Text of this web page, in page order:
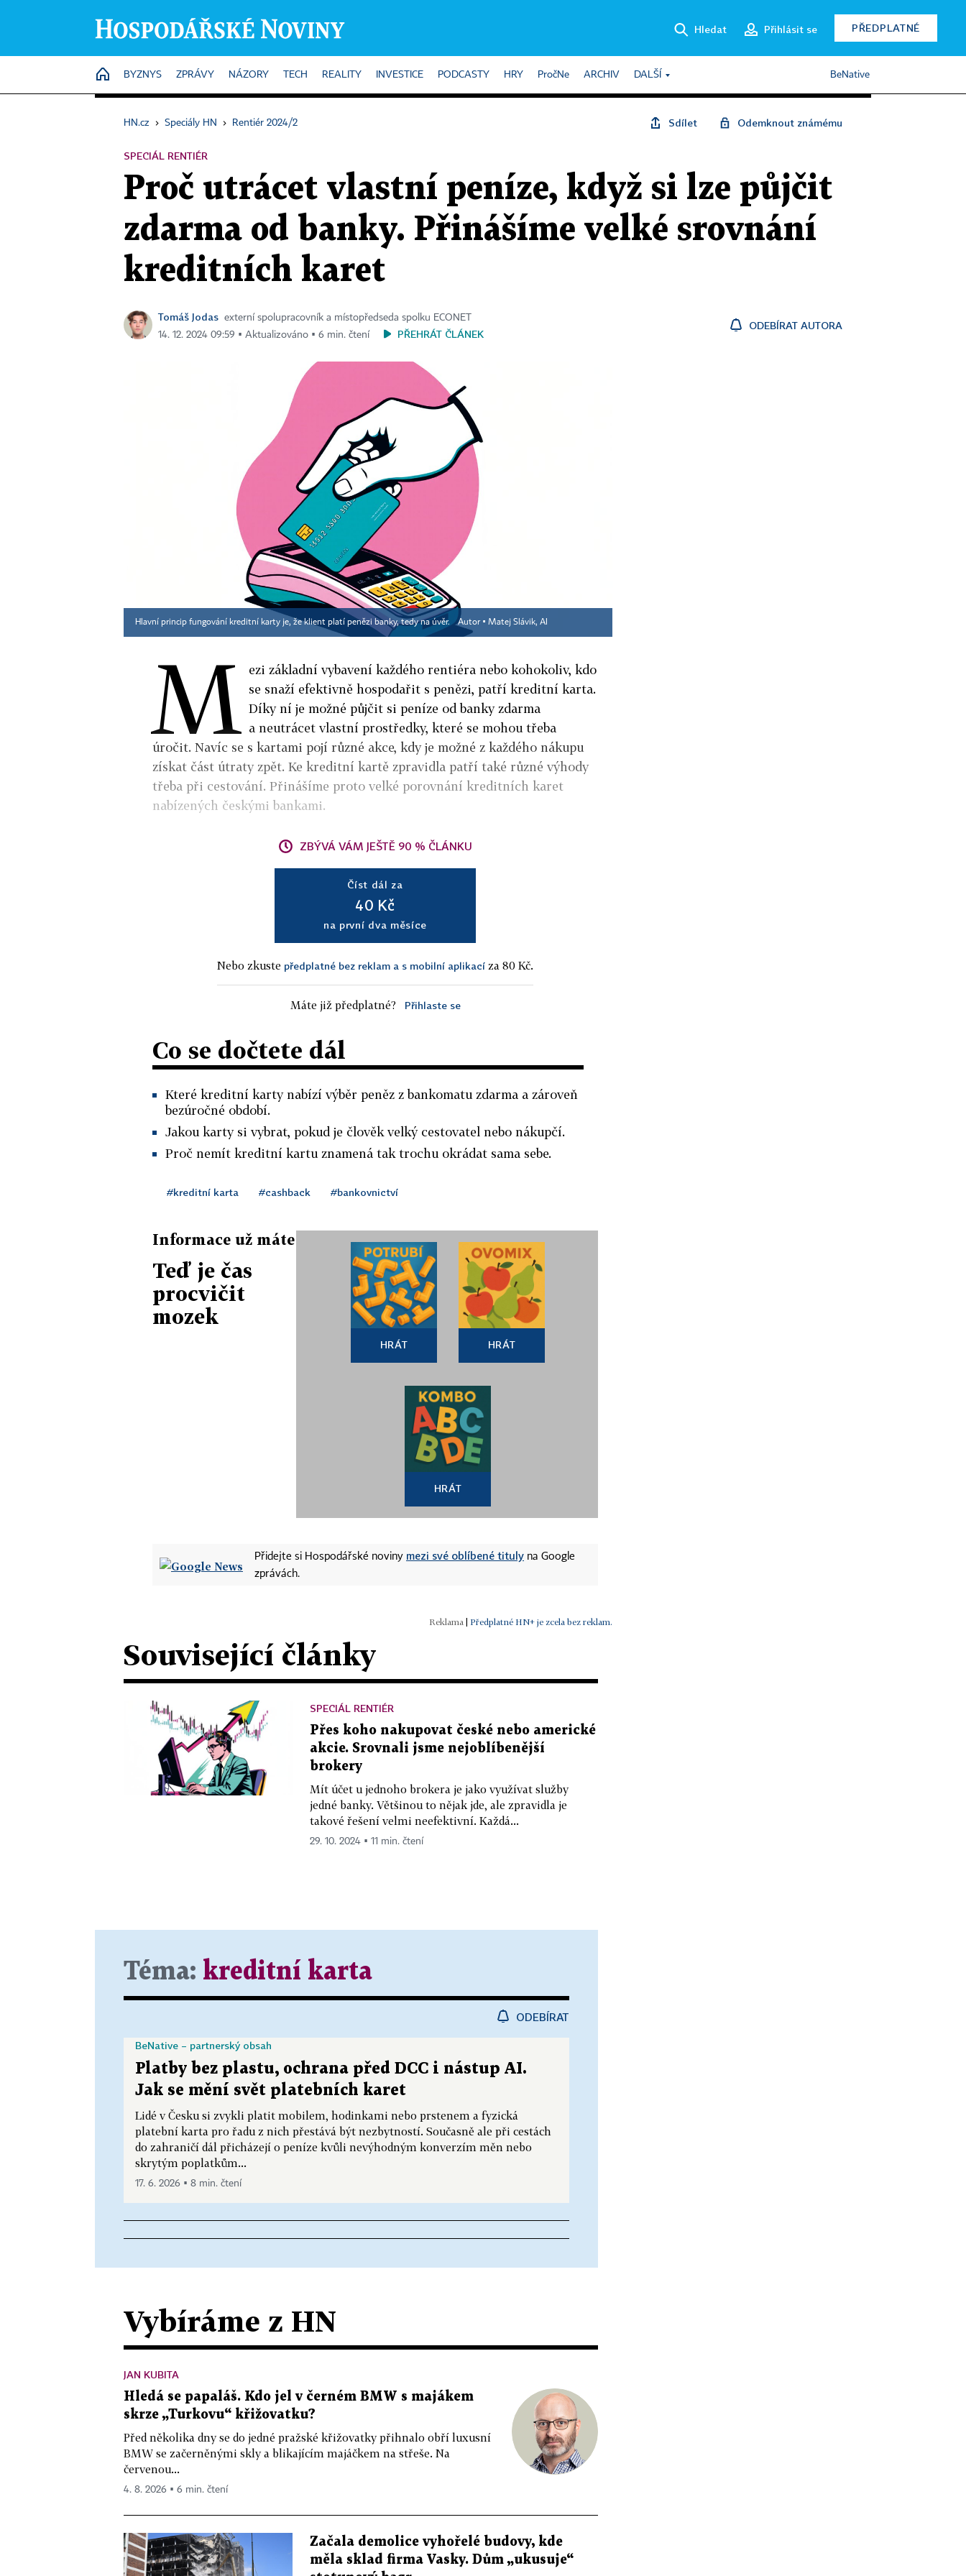
Hledat Přihlásit se PŘEDPLATNÉ
HOME
BYZNYS ZPRÁVY NÁZORY TECH REALITY INVESTICE PODCASTY HRY PročNe ARCHIV DALŠÍ BeNative
HN.cz › Speciály HN › Rentiér 2024/2 Sdílet Odemknout známému
SPECIÁL RENTIÉR
Proč utrácet vlastní peníze, když si lze půjčit
zdarma od banky. Přinášíme velké srovnání
kreditních karet
Tomáš Jodas externí spolupracovník a místopředseda spolku ECONET
14. 12. 2024 09:59 ▪ Aktualizováno ▪ 6 min. čtení
PŘEHRÁT ČLÁNEK
ODEBÍRAT AUTORA
Hlavní princip fungování kreditní karty je, že klient platí penězi banky, tedy na úvěr. Autor ▪ Matej Slávik, AI
M ezi základní vybavení každého rentiéra nebo kohokoliv, kdo
se snaží efektivně hospodařit s penězi, patří kreditní karta.
Díky ní je možné půjčit si peníze od banky zdarma
a neutrácet vlastní prostředky, které se mohou třeba
úročit. Navíc se s kartami pojí různé akce, kdy je možné z každého nákupu
získat část útraty zpět. Ke kreditní kartě zpravidla patří také různé výhody
třeba při cestování. Přinášíme proto velké porovnání kreditních karet
nabízených českými bankami.
ZBÝVÁ VÁM JEŠTĚ 90 % ČLÁNKU
Číst dál za
40 Kč
na první dva měsíce
Nebo zkuste předplatné bez reklam a s mobilní aplikací za 80 Kč.
Máte již předplatné? Přihlaste se
Co se dočtete dál
Které kreditní karty nabízí výběr peněz z bankomatu zdarma a zároveň
bezúročné období.
Jakou karty si vybrat, pokud je člověk velký cestovatel nebo nákupčí.
Proč nemít kreditní kartu znamená tak trochu okrádat sama sebe.
#kreditní karta #cashback #bankovnictví
Informace už máte
Teď je čas
procvičit
mozek
HRÁT HRÁT
HRÁT
Přidejte si Hospodářské noviny mezi své oblíbené tituly na Google
zprávách.
| Předplatné HN+ je zcela bez reklam.
Související články
SPECIÁL RENTIÉR
Přes koho nakupovat české nebo americké
akcie. Srovnali jsme nejoblíbenější
brokery
Mít účet u jednoho brokera je jako využívat služby
jedné banky. Většinou to nějak jde, ale zpravidla je
takové řešení velmi neefektivní. Každá...
29. 10. 2024 ▪ 11 min. čtení
Téma: kreditní karta
ODEBÍRAT
Platby bez plastu, ochrana před DCC i nástup AI.
Jak se mění svět platebních karet
Lidé v Česku si zvykli platit mobilem, hodinkami nebo prstenem a fyzická
platební karta pro řadu z nich přestává být nezbytností. Současně ale při cestách
do zahraničí dál přicházejí o peníze kvůli nevýhodným konverzím měn nebo
skrytým poplatkům...
BeNative – partnerský obsah
17. 6. 2026 ▪ 8 min. čtení
Vybíráme z HN
JAN KUBITA
Hledá se papaláš. Kdo jel v černém BMW s majákem
skrze „Turkovu“ křižovatku?
Před několika dny se do jedné pražské křižovatky přihnalo obří luxusní
BMW se začerněnými skly a blikajícím majáčkem na střeše. Na
červenou...
4. 8. 2026 ▪ 6 min. čtení
Začala demolice vyhořelé budovy, kde
měla sklad firma Vasky. Dům „ukusuje“